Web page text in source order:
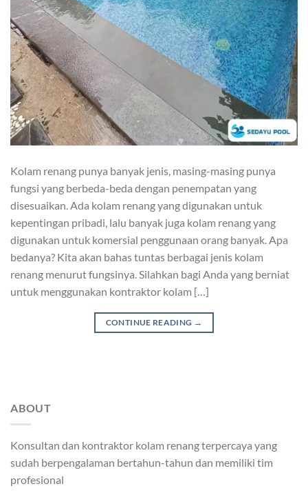
Kolam renang punya banyak jenis, masing-masing punya
fungsi yang berbeda-beda dengan penempatan yang
disesuaikan. Ada kolam renang yang digunakan untuk
kepentingan pribadi, lalu banyak juga kolam renang yang
digunakan untuk komersial penggunaan orang banyak. Apa
bedanya? Kita akan bahas tuntas berbagai jenis kolam
renang menurut fungsinya. Silahkan bagi Anda yang berniat
untuk menggunakan kontraktor kolam […]
CONTINUE READING →
ABOUT
Konsultan dan kontraktor kolam renang terpercaya yang
sudah berpengalaman bertahun-tahun dan memiliki tim
profesional